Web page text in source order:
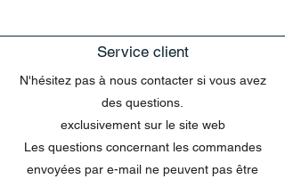
Service client
N'hésitez pas à nous contacter si vous avez
des questions.
exclusivement sur le site web
Les questions concernant les commandes
envoyées par e-mail ne peuvent pas être